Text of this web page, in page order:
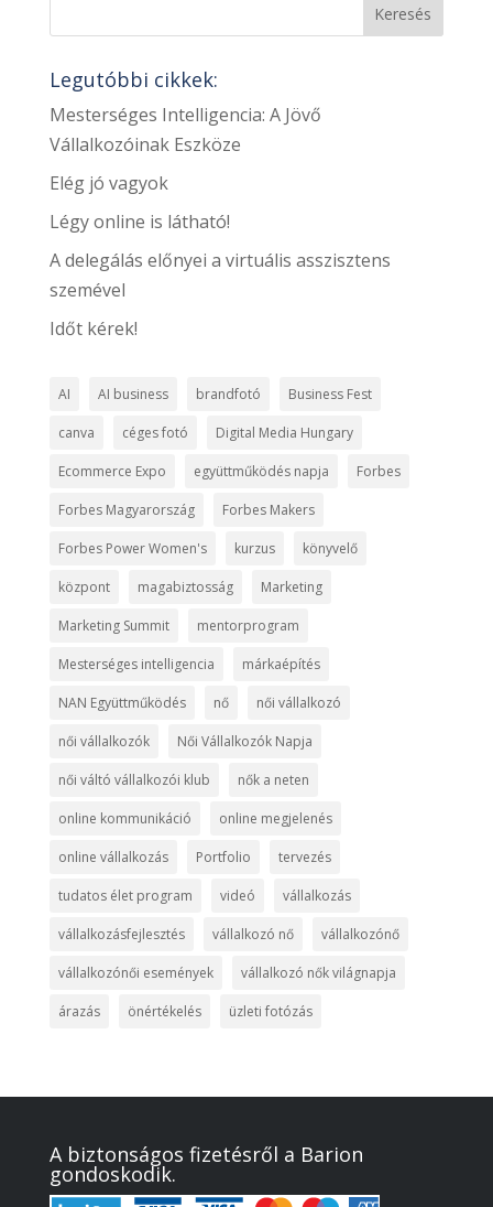
Legutóbbi cikkek:
Mesterséges Intelligencia: A Jövő
Vállalkozóinak Eszköze
Elég jó vagyok
Légy online is látható!
A delegálás előnyei a virtuális asszisztens
szemével
Időt kérek!
AI AI business brandfotó Business Fest
canva céges fotó Digital Media Hungary
Ecommerce Expo együttműködés napja Forbes
Forbes Magyarország Forbes Makers
Forbes Power Women's kurzus könyvelő
központ magabiztosság Marketing
Marketing Summit mentorprogram
Mesterséges intelligencia márkaépítés
NAN Együttműködés nő női vállalkozó
női vállalkozók Női Vállalkozók Napja
női váltó vállalkozói klub nők a neten
online kommunikáció online megjelenés
online vállalkozás Portfolio tervezés
tudatos élet program videó vállalkozás
vállalkozásfejlesztés vállalkozó nő vállalkozónő
vállalkozónői események vállalkozó nők világnapja
árazás önértékelés üzleti fotózás
A biztonságos fizetésről a Barion
gondoskodik.